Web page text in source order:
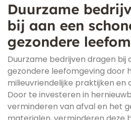
Duurzame
bij aan een
gezondere
Duurzame bedrijven dragen bij
gezondere leefomgeving door
milieuvriendelijke praktijken en
Door te investeren in
verminderen van afval en het